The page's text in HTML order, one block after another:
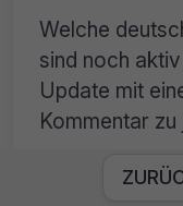
Welche
sind noch
Update mit
Kommentar zu